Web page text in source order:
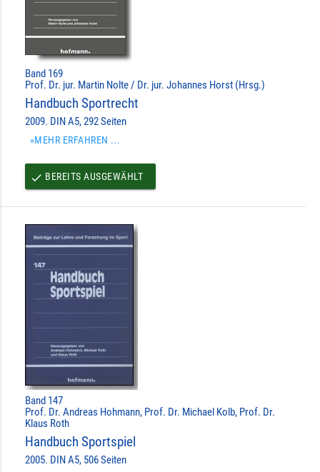
Band 169
Prof. Dr. jur. Martin Nolte / Dr. jur. Johannes Horst (Hrsg.)
Handbuch Sportrecht
2009. DIN A5, 292 Seiten
»MEHR ERFAHREN ...
done BEREITS AUSGEWÄHLT
Band 147
Prof. Dr. Andreas Hohmann, Prof. Dr. Michael Kolb, Prof. Dr.
Klaus Roth
Handbuch Sportspiel
2005. DIN A5, 506 Seiten